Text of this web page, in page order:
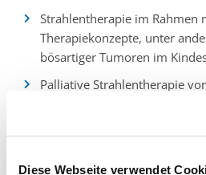
Diese Webseite verwendet
Strahlentherapie im Rahmen
Therapiekonzepte, unter
bösartiger Tumoren im
Palliative Strahlentherapie